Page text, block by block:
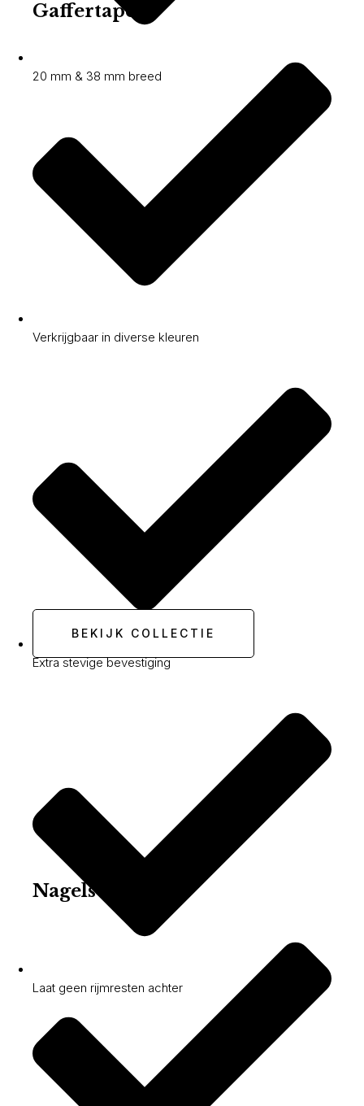
20 mm & 38 mm breed
Gaffertape
Verkrijgbaar in diverse kleuren
Extra stevige bevestiging
Laat geen rijmresten achter
BEKIJK COLLECTIE
Nagels